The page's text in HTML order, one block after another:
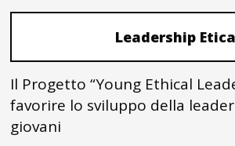
Leadership Etica
Il Progetto “Young Ethical
favorire lo sviluppo della
giovani